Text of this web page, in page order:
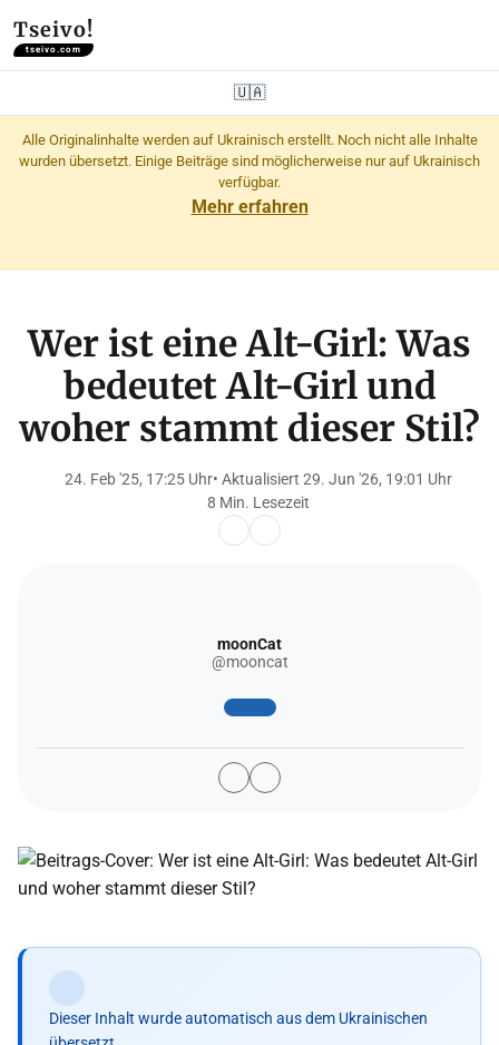
Tseivo!
tseivo.com
🇺🇦
Alle Originalinhalte werden auf Ukrainisch erstellt. Noch nicht alle Inhalte
wurden übersetzt. Einige Beiträge sind möglicherweise nur auf Ukrainisch
verfügbar.
Mehr erfahren
Wer ist eine Alt-Girl: Was
bedeutet Alt-Girl und
woher stammt dieser Stil?
24. Feb '25, 17:25 Uhr• Aktualisiert 29. Jun '26, 19:01 Uhr
8 Min. Lesezeit
moonCat
@mooncat
Dieser Inhalt wurde automatisch aus dem Ukrainischen